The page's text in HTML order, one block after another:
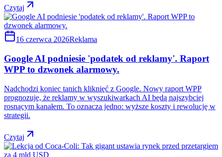
Czytaj
16 czerwca 2026Reklama
Google AI podniesie 'podatek od reklamy'. Raport
WPP to dzwonek alarmowy.
Nadchodzi koniec tanich kliknięć z Google. Nowy raport WPP
prognozuje, że reklamy w wyszukiwarkach AI będą najszybciej
rosnącym kanałem. To oznacza jedno: wyższe koszty i rewolucję w
strategii.
Czytaj